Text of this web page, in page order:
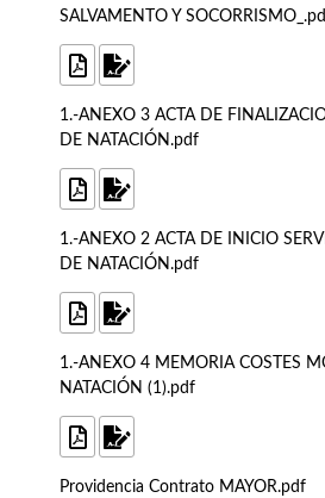
SALVAMENTO Y
1.-ANEXO 3 ACTA DE
DE NATACIÓN.pdf
1.-ANEXO 2 ACTA DE INICIO
DE NATACIÓN.pdf
1.-ANEXO 4 MEMORIA COSTES
NATACIÓN (1).pdf
Providencia Contrato MAYOR.pdf